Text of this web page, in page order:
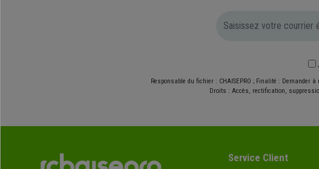
Responsable du fichier : CHAISEPRO ; Finalité :
Droits : Accès, rectification,
Service Client